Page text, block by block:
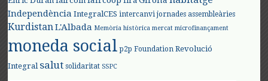
Independència IntegralCES intercanvi jornades assembleàries
KurdistanL'Albada Memòria històrica mercat microfinançament
moneda social p2p Foundation Revolució
Integral salut solidaritat SSPC